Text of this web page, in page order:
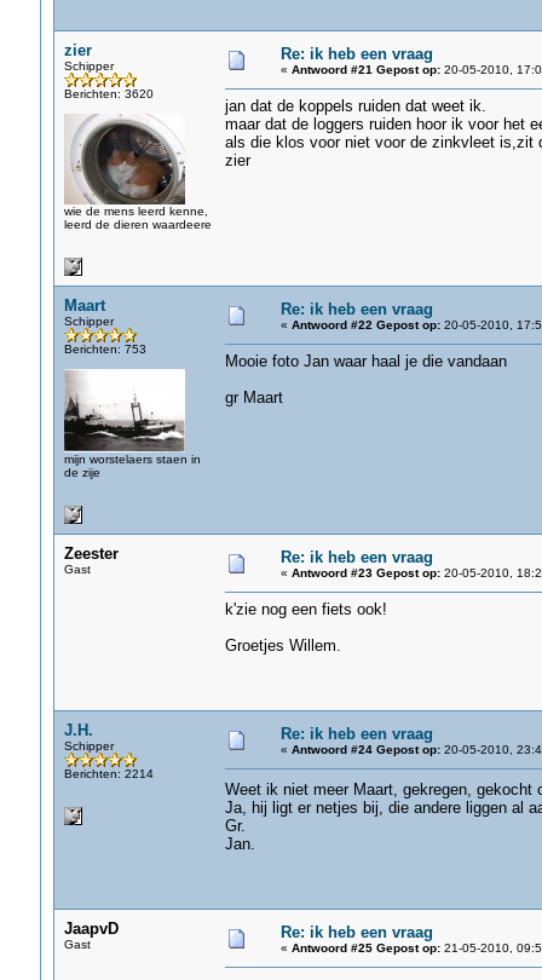
zier
Schipper
Berichten: 3620
wie de mens leerd kenne,
leerd de dieren waardeere
Re: ik heb een vraag
« Antwoord #21 Gepost op:20-05-2010,
jan dat de koppels ruiden dat weet ik.
maar dat de loggers ruiden hoor ik voor het
als die klos voor niet voor de zinkvleet is,zit
zier
Maart
Schipper
Berichten: 753
mijn worstelaers staen in
de zije
Re: ik heb een vraag
« Antwoord #22 Gepost op:20-05-2010,
Mooie foto Jan waar haal je die vandaan
gr Maart
Zeester
Gast
Re: ik heb een vraag
« Antwoord #23 Gepost op:20-05-2010,
k'zie nog een fiets ook!
Groetjes Willem.
J.H.
Schipper
Berichten: 2214
Re: ik heb een vraag
« Antwoord #24 Gepost op:20-05-2010,
Weet ik niet meer Maart, gekregen, gekocht
Ja, hij ligt er netjes bij, die andere liggen al
Gr.
Jan.
JaapvD
Gast
Re: ik heb een vraag
« Antwoord #25 Gepost op:21-05-2010,